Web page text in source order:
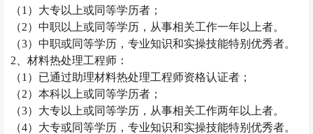
（1 ）大专以上或同等学历者；
（2）中职以上或同等学历，从事相关工作一年以上者。
（3）中职或同等学历，专业知识和实操技能特别优秀者。
2 、材料热处理工程师：
（1 ）已通过助理材料热处理工程师资格认证者；
（2）本科以上或同等学历者；
（3）大专以上或同等学历，从事相关工作两年以上者。
（4）大专或同等学历，专业知识和实操技能特别优秀者。